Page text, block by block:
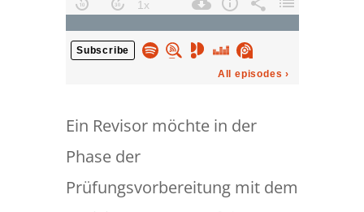
Ein Revisor möchte in der
Phase der
Prüfungsvorbereitung mit dem